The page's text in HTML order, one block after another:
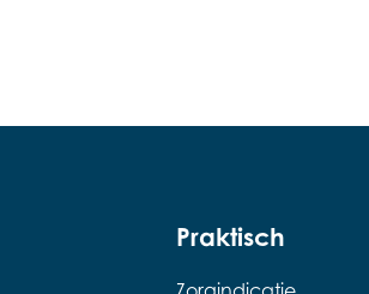
Praktisch